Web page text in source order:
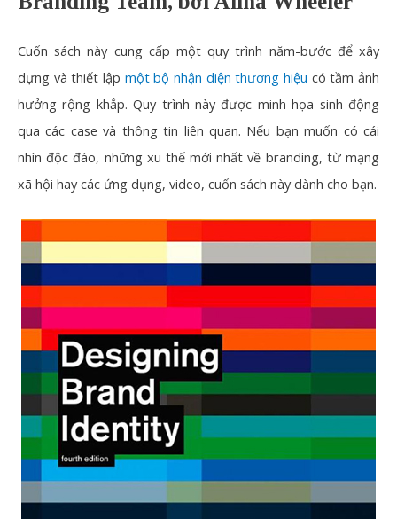
Cuốn sách này cung cấp một quy trình năm-bước để xây
dựng và thiết lập một bộ nhận diện thương hiệu có tầm ảnh
hưởng rộng khắp. Quy trình này được minh họa sinh động
qua các case và thông tin liên quan. Nếu bạn muốn có cái
nhìn độc đáo, những xu thế mới nhất về branding, từ mạng
xã hội hay các ứng dụng, video, cuốn sách này dành cho bạn.